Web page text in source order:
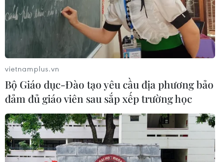
CƠ QUAN CHỦ QUẢN: THÔNG TẤN XÃ VIỆT NAM
Tổng Biên tập: TRẦN TIẾN DUẨN
Phó Tổng Biên tập: NGUYỄN THỊ TÁM, KHÚC THANH
Sở hữu trí tuệ
Quy định sử dụng
RSS
Hỗ trợ
vietnamplus.vn
Bộ Giáo dục-Đào tạo yêu cầu địa phương bảo
đảm đủ giáo viên sau sắp xếp trường học